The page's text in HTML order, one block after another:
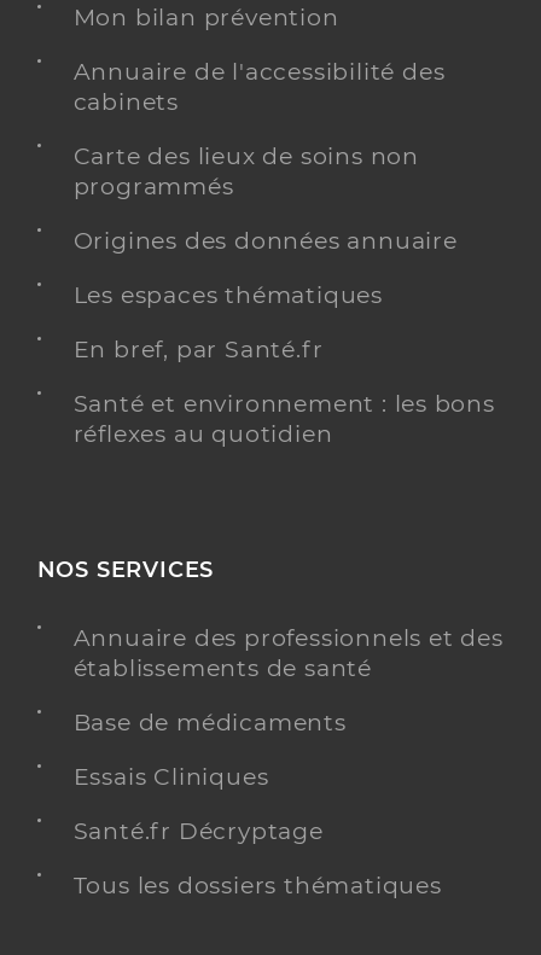
Mon bilan prévention
Annuaire de l'accessibilité des
cabinets
Carte des lieux de soins non
programmés
Origines des données annuaire
Les espaces thématiques
En bref, par Santé.fr
Santé et environnement : les bons
réflexes au quotidien
NOS SERVICES
Annuaire des professionnels et des
établissements de santé
Base de médicaments
Essais Cliniques
Santé.fr Décryptage
Tous les dossiers thématiques